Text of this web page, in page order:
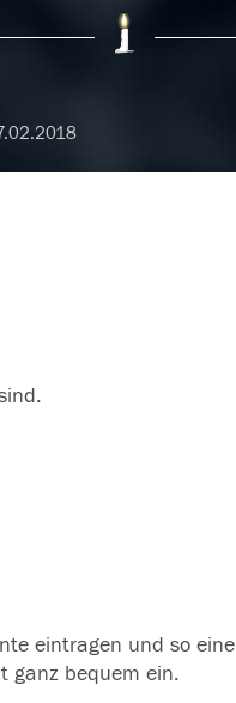
eintragen und so eine
ganz bequem ein.